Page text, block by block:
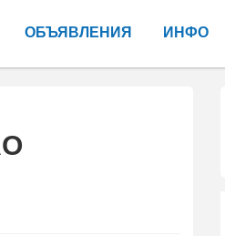
ОБЪЯВЛЕНИЯ ИНФО